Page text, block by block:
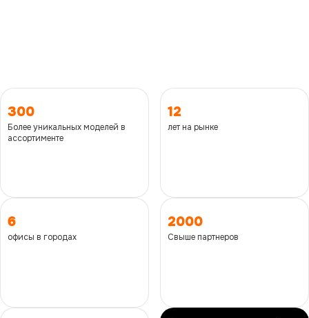
300
Более уникальных моделей в
ассортименте
12
лет на рынке
6
офисы в городах
2000
Свыше партнеров